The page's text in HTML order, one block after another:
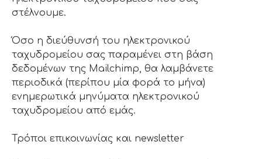
στέλνουμε.
Όσο η διεύθυνσή του ηλεκτρονικού
ταχυδρομείου σας παραμένει στη βάση
δεδομένων της Mailchimp, θα λαμβάνετε
περιοδικά (περίπου μία φορά το μήνα)
ενημερωτικά μηνύματα ηλεκτρονικού
ταχυδρομείου από εμάς.
Τρόποι επικοινωνίας και newsletter